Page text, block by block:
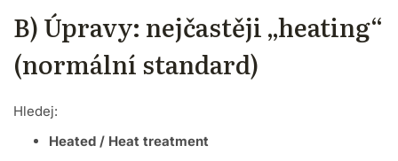
B) Úpravy: nejčastěji „heating“
(normální standard)
Hledej:
Heated / Heat treatment